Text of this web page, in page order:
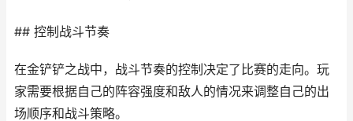
## 控制战斗节奏
在金铲铲之战中，战斗节奏的控制决定了比赛的走向。玩
家需要根据自己的阵容强度和敌人的情况来调整自己的出
场顺序和战斗策略。